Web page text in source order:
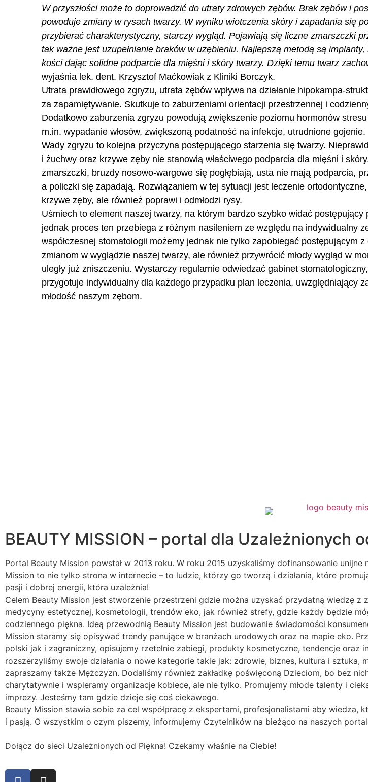
W przyszłości może to doprowadzić do utraty zdrowych zębów. Brak zębów i
powoduje zmiany w rysach twarzy. W wyniku wiotczenia skóry i zapadania się
przybierać charakterystyczny, starczy wygląd. Pojawiają się liczne zmarszczki
tak ważne jest uzupełnianie braków w uzębieniu. Najlepszą metodą są
kości dając solidne podparcie dla mięśni i skóry twarzy. Dzięki temu twarz
wyjaśnia lek. dent. Krzysztof Maćkowiak z Kliniki Borczyk.
Utrata prawidłowego zgryzu, utrata zębów wpływa na działanie hipokampa-
za zapamiętywanie. Skutkuje to zaburzeniami orientacji przestrzennej i
Dodatkowo zaburzenia zgryzu powodują zwiększenie poziomu hormonów
m.in. wypadanie włosów, zwiększoną podatność na infekcje, utrudnione gojenie.
Wady zgryzu to kolejna przyczyna postępującego starzenia się twarzy.
i żuchwy oraz krzywe zęby nie stanowią właściwego podparcia dla mięśni i
zmarszczki, bruzdy nosowo-wargowe się pogłębiają, usta nie mają podparcia,
a policzki się zapadają. Rozwiązaniem w tej sytuacji jest leczenie
krzywe zęby, ale również poprawi i odmłodzi rysy.
Uśmiech to element naszej twarzy, na którym bardzo szybko widać
jednak proces ten przebiega z różnym nasileniem ze względu na indywidualny
współczesnej stomatologii możemy jednak nie tylko zapobiegać postępującym
zmianom w wyglądzie naszej twarzy, ale również przywrócić młody wygląd w
uległy już zniszczeniu. Wystarczy regularnie odwiedzać gabinet
przygotuje indywidualny dla każdego przypadku plan leczenia, uwzględniający
młodość naszym zębom.
BEAUTY MISSION – portal dla Uzależnionych
Portal Beauty Mission powstał w 2013 roku. W roku 2015 uzyskaliśmy dofinansowanie
Mission to nie tylko strona w internecie – to ludzie, którzy go tworzą i działania, które
pasji i dobrej energii, która uzależnia!
Celem Beauty Mission jest stworzenie przestrzeni gdzie można uzyskać przydatną wiedzę z
medycyny estetycznej, kosmetologii, trendów eko, jak również strefy, gdzie każdy będzie
codziennego piękna. Ideą przewodnią Beauty Mission jest budowanie świadomości
Mission staramy się opisywać trendy panujące w branżach urodowych oraz na mapie eko.
polski jak i zagraniczny, opisujemy rzetelnie zabiegi, produkty kosmetyczne, tendencje oraz
rozszerzyliśmy swoje działania o nowe kategorie takie jak: zdrowie, biznes, kultura i sztuka,
zapraszamy także Mężczyzn. Dodaliśmy również zakładkę poświęconą Dzieciom, bo bez
charytatywnie i wspieramy organizacje kobiece, ale nie tylko. Promujemy młode talenty i
imprezy. Jesteśmy tam gdzie dzieje się coś ciekawego.
Beauty Mission stawia sobie za cel współpracę z ekspertami, profesjonalistami aby wiedza,
i pasją. O wszystkim o czym piszemy, informujemy Czytelników na bieżąco na naszych
Dołącz do sieci Uzależnionych od Piękna! Czekamy właśnie na Ciebie!